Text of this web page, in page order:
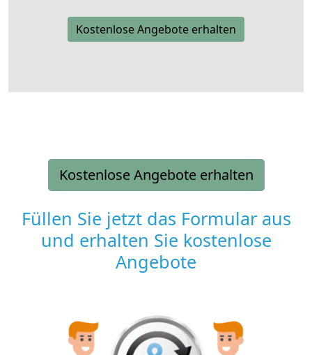
Kostenlose Angebote erhalten
Kostenlose Angebote erhalten
Füllen Sie jetzt das Formular aus
und erhalten Sie kostenlose
Angebote